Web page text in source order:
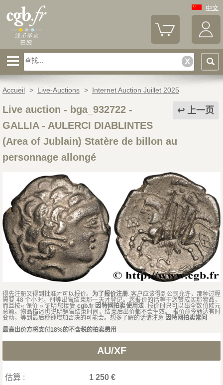
中文
Accueil > Live-Auctions > Internet Auction Juillet 2025
上一页
Live auction - bga_932722-
GALLIA - AULERCI DIABLINTES
(Area of Jublain) Statère de billon au
personnage allongé
得先注册又得到批准才可以报价。 为了报价注册. 客户应该得到公司允许，那种过程
需要 48 个小时。别等出售结束那一天才登记。您报价的话等于您赞成买那物品，
而且按« 保价 » 证明您接受 cgb.fr 因特网拍卖使用法. 报价时只可以出全数值欧元
总额。物品描述也说明销售结束时间，结束后出价都不会生效。 报价命令转达有时
变动，等到最后秒钟增加否决的可能会。想多了解的话请注意 因特网拍卖常问
最高出价方将支付18%的不含税的拍卖费用
AU/XF
估算 :
1 250 €